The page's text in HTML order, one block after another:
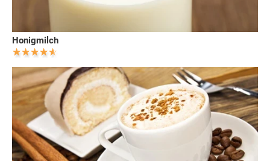
Honigmilch